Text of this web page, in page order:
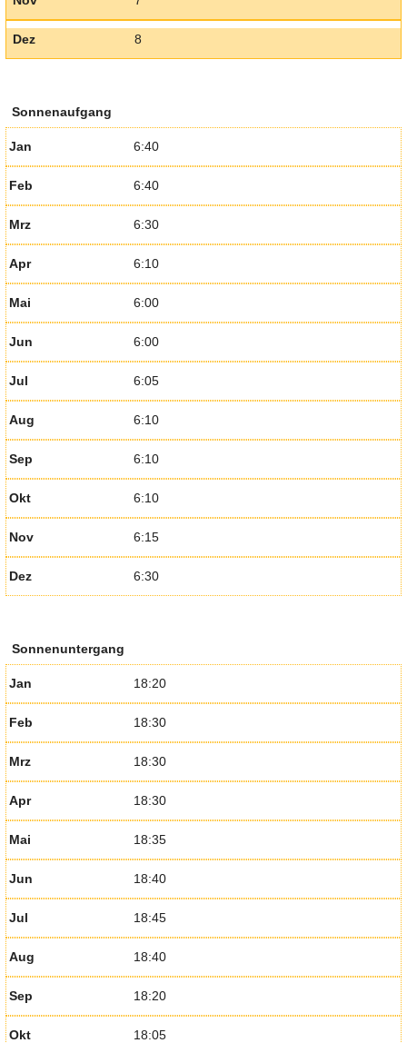
Dez 8
Sonnenaufgang
Jan 6:40
Feb 6:40
Mrz 6:30
Apr 6:10
Mai 6:00
Jun 6:00
Jul 6:05
Aug 6:10
Sep 6:10
Okt 6:10
Nov 6:15
Dez 6:30
Sonnenuntergang
Jan 18:20
Feb 18:30
Mrz 18:30
Apr 18:30
Mai 18:35
Jun 18:40
Jul 18:45
Aug 18:40
Sep 18:20
Okt 18:05